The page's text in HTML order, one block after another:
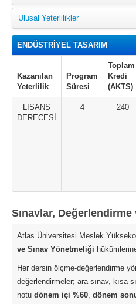
Ulusal Yeterlilikler
ENDÜSTRİYEL TASARIM
Kazanılan
Yeterlilik
Program
Süresi
Toplam
Kredi
(AKTS)
LİSANS
DERECESİ
4 240
Sınavlar, Değerlendirme
Atlas Üniversitesi Meslek
ve Sınav Yönetmeliği
Her dersin ölçme-değerlendirme
değerlendirmeler; ara sınav, kısa
notu dönem içi %60, dönem